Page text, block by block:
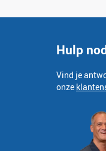
Hulp
Vind je
onze